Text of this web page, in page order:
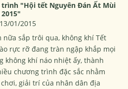
trình "Hội tết Nguyên Đán Ất Mùi
01/2015
nữa sắp trôi qua, không khí Tết
rực rỡ đang tràn ngập khắp mọi
không khí náo nhiệt ấy, thành
chương trình đặc sắc nhằm
giải trí của nhân dân địa